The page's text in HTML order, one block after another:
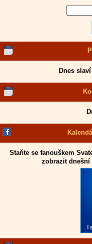
Dnes slaví
Staňte se fanouškem
zobrazit dnešní